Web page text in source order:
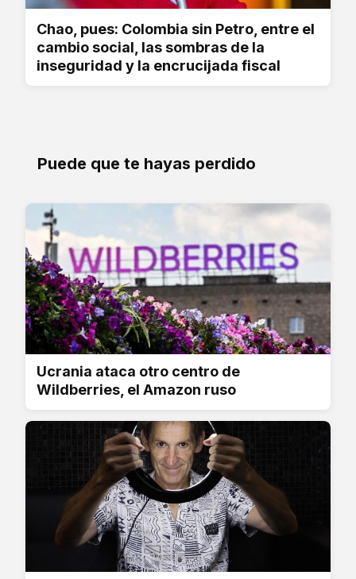
Chao, pues: Colombia sin Petro, entre el
cambio social, las sombras de la
inseguridad y la encrucijada fiscal
Puede que te hayas perdido
Ucrania ataca otro centro de
Wildberries, el Amazon ruso